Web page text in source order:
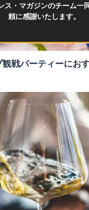
観戦パーティーにお
ス・マガジンのチーム一
頼に感謝いたします。